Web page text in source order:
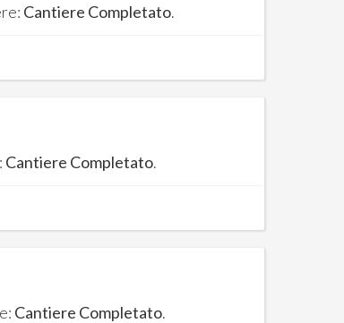
Cantiere Completato.
Cantiere Completato.
Cantiere Completato.